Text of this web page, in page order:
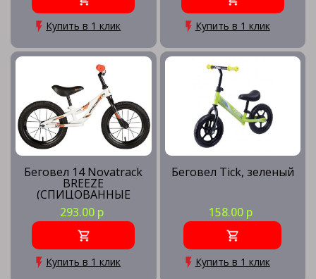
Купить в 1 клик Купить в 1 клик
Беговел 14 Novatrack
BREEZE
(СПИЦОВАННЫЕ
КОЛЕСА)
293.00 р
Купить в 1 клик
Беговел Tick, зеленый
158.00 р
Купить в 1 клик